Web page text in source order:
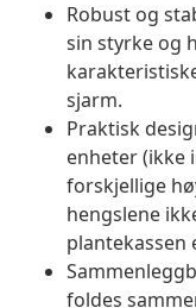
Robust og
sin styrke og
sjarm.
Praktisk
enheter (ikke
forskjellige
hengslene
plantekassen
foldes